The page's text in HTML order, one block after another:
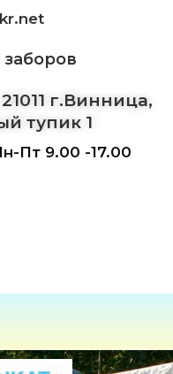
г.Винница,
тупик 1
Пт 9.00 -17.00